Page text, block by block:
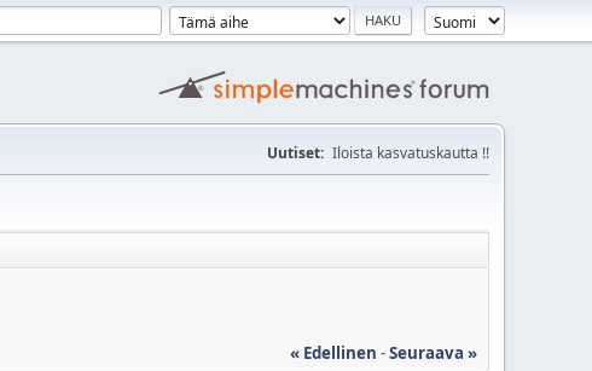
Uutiset: Iloista kasvatuskautta !!
« Edellinen -Seuraava »